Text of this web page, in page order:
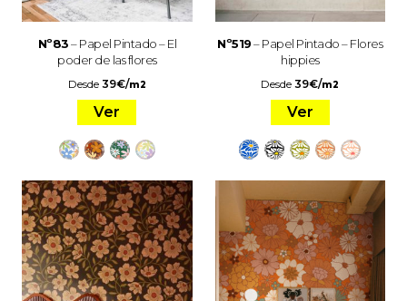
Nº83– Papel Pintado – El
poder de las flores
Desde 39€/m2
Ver
Nº519– Papel Pintado – Flores
hippies
Desde39€/m2
Ver